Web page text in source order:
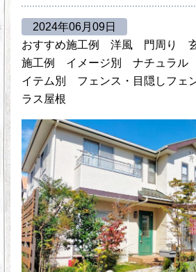
2024年06月09日
おすすめ施工例
洋風 門周り
施工例
イメージ別 ナチュラル
イテム別
フェンス・目隠しフェ
ラス屋根